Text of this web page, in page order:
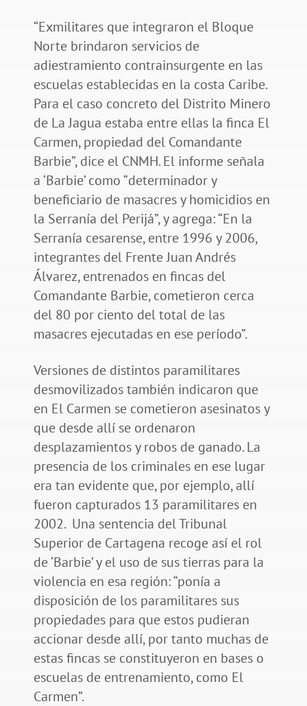
“Exmilitares que integraron el Bloque
Norte brindaron servicios de
adiestramiento contrainsurgente en las
escuelas establecidas en la costa Caribe.
Para el caso concreto del Distrito Minero
de La Jagua estaba entre ellas la finca El
Carmen, propiedad del Comandante
Barbie”, dice el CNMH. El informe señala
a ‘Barbie’ como “determinador y
beneficiario de masacres y homicidios en
la Serranía del Perijá”, y agrega: “En la
Serranía cesarense, entre 1996 y 2006,
integrantes del Frente Juan Andrés
Álvarez, entrenados en fincas del
Comandante Barbie, cometieron cerca
del 80 por ciento del total de las
masacres ejecutadas en ese período”.
Versiones de distintos paramilitares
desmovilizados también indicaron que
en El Carmen se cometieron asesinatos y
que desde allí se ordenaron
desplazamientos y robos de ganado. La
presencia de los criminales en ese lugar
era tan evidente que, por ejemplo, allí
fueron capturados 13 paramilitares en
2002. Una sentencia del Tribunal
Superior de Cartagena recoge así el rol
de ‘Barbie’ y el uso de sus tierras para la
violencia en esa región: “ponía a
disposición de los paramilitares sus
propiedades para que estos pudieran
accionar desde allí, por tanto muchas de
estas fincas se constituyeron en bases o
escuelas de entrenamiento, como El
Carmen”.